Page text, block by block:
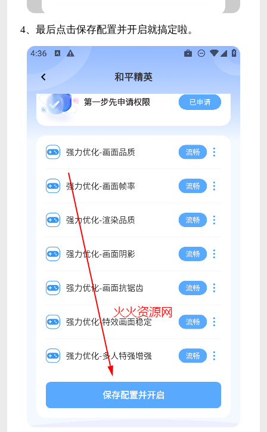
4、最后点击保存配置并开启就搞定啦。